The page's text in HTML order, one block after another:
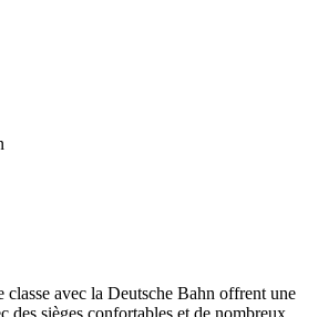
classe avec la Deutsche Bahn offrent une
des sièges confortables et de nombreux